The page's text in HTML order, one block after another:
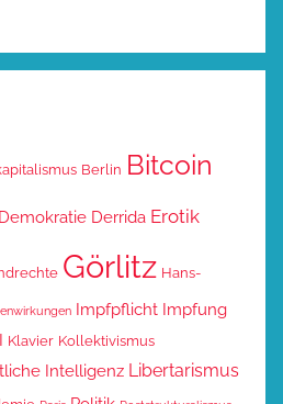
Berlin Bitcoin
Demokratie Derrida Erotik
Görlitz Hans-
Impfpflicht Impfung
Klavier Kollektivismus
Intelligenz Libertarismus